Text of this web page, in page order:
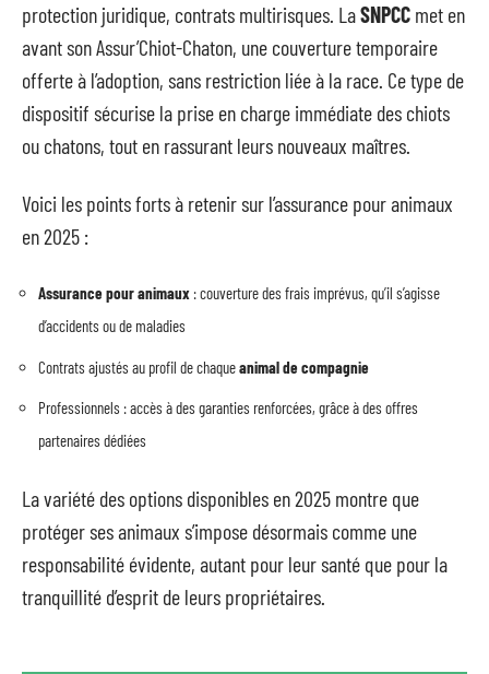
protection juridique, contrats multirisques. LaSNPCC met en
avant son Assur’Chiot-Chaton, une couverture temporaire
offerte à l’adoption, sans restriction liée à la race. Ce type de
dispositif sécurise la prise en charge immédiate des chiots
ou chatons, tout en rassurant leurs nouveaux maîtres.
Voici les points forts à retenir sur l’assurance pour animaux
en 2025 :
Assurance pour animaux : couverture des frais imprévus, qu’il s’agisse
d’accidents ou de maladies
Contrats ajustés au profil de chaqueanimal de compagnie
Professionnels : accès à des garanties renforcées, grâce à des offres
partenaires dédiées
La variété des options disponibles en 2025 montre que
protéger ses animaux s’impose désormais comme une
responsabilité évidente, autant pour leur santé que pour la
tranquillité d’esprit de leurs propriétaires.